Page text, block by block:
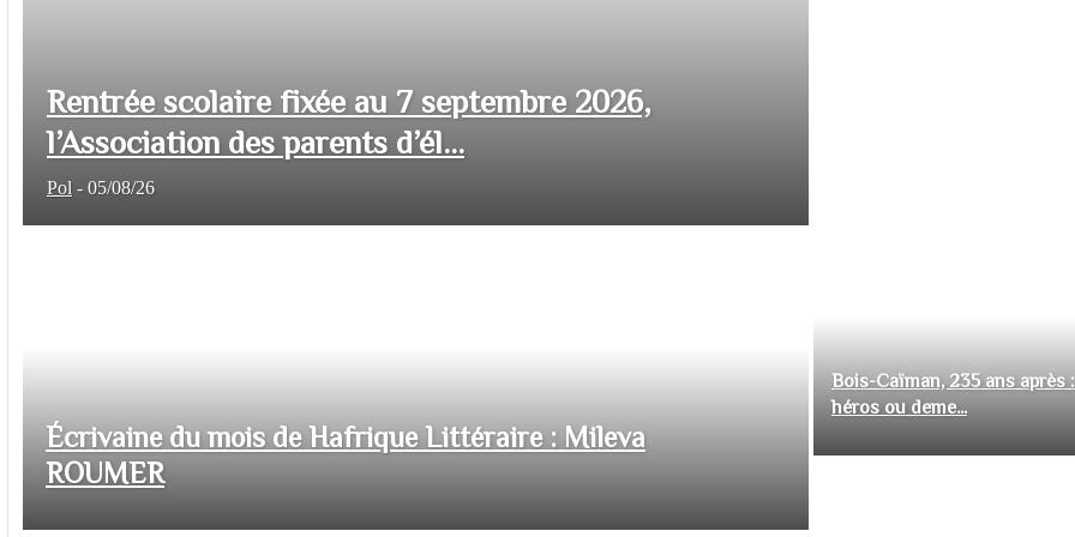
Rentrée scolaire fixée au 7 septembre 2026,
l’Association des parents d’él...
Pol - 05/08/26
Écrivaine du mois de Hafrique Littéraire : Mileva
ROUMER
Bois-Caïman, 235 ans après
héros ou deme...